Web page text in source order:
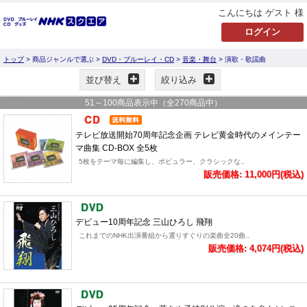
こんにちは ゲスト 様
トップ> 商品ジャンルで選ぶ > DVD・ブルーレイ・CD > 音楽・舞台 > 演歌・歌謡曲
並び替え 絞り込み
51 ～ 100商品表示中（全270商品中）
テレビ放送開始70周年記念企画 テレビ黄金時代のメインテー
マ曲集 CD-BOX 全5枚
5枚をテーマ毎に編集し、ポピュラー、クラシックな..
販売価格: 11,000円(税込)
デビュー10周年記念 三山ひろし 飛翔
これまでのNHK出演番組から選りすぐりの楽曲全20曲..
販売価格: 4,074円(税込)